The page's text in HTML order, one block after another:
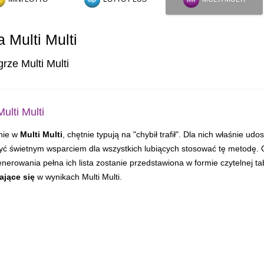
Multi Multi
Multi Multi
Multi
w Multi Multi , chętnie typują na "chybił trafił". Dla nich właśnie
świetnym wsparciem dla wszystkich lubiących stosować tę metodę.
pełna ich lista zostanie przedstawiona w formie czytelnej
się w wynikach Multi Multi.